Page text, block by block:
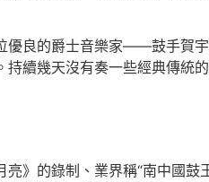
良的爵士音樂家——鼓手賀宇
續幾天沒有奏一些經典傳統
亮》的錄制、業界稱“南中國鼓